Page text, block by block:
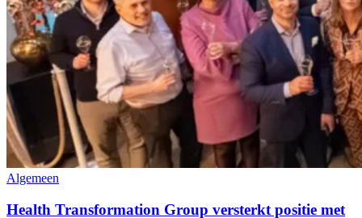
Algemeen
Health Transformation Group versterkt positie met